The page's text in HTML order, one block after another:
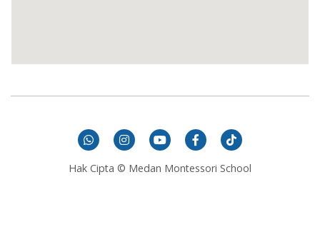
Hak Cipta © Medan Montessori School